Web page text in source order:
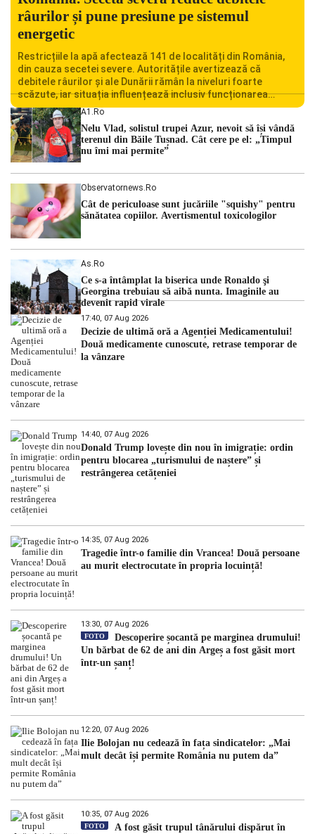
râurilor și pune presiune pe sistemul
energetic
Restricțiile la apă afectează 141 de localități din România,
din cauza secetei severe. Autoritățile avertizează că
debitele râurilor și ale Dunării rămân la niveluri foarte
scăzute, iar situația influențează inclusiv funcționarea
Centralei Nucleare de la Cernavodă. România se confruntă
cu una dintre cele mai dificile perioade din punct de vedere
hidrologic din ultimii ani. Lipsa […]
A1.ro
Nelu Vlad, solistul trupei Azur, nevoit să își vândă
terenul din Băile Tușnad. Cât cere pe el: „Timpul
nu îmi mai permite”
Observatornews.ro
Cât de periculoase sunt jucăriile "squishy" pentru
sănătatea copiilor. Avertismentul toxicologilor
As.ro
Ce s-a întâmplat la biserica unde Ronaldo şi
Georgina trebuiau să aibă nunta. Imaginile au
devenit rapid virale
17:40, 07 Aug 2026
Decizie de ultimă oră a Agenției Medicamentului!
Două medicamente cunoscute, retrase temporar de
la vânzare
14:40, 07 Aug 2026
Donald Trump lovește din nou în imigrație: ordin
pentru blocarea „turismului de naștere” și
restrângerea cetățeniei
14:35, 07 Aug 2026
Tragedie într-o familie din Vrancea! Două persoane
au murit electrocutate în propria locuință!
13:30, 07 Aug 2026
FOTO
Descoperire șocantă pe marginea drumului!
Un bărbat de 62 de ani din Argeș a fost găsit mort
într-un șanț!
12:20, 07 Aug 2026
Ilie Bolojan nu cedează în fața sindicatelor: „Mai
mult decât își permite România nu putem da”
10:35, 07 Aug 2026
FOTO
A fost găsit trupul tânărului dispărut în